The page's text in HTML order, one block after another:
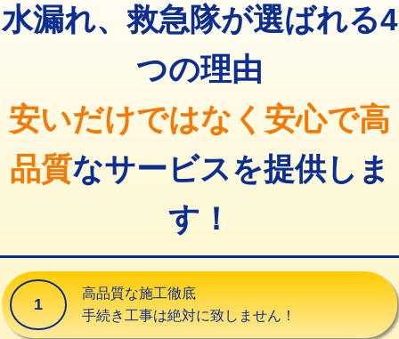
モルタル補修（厚さ10㎝まで） 27,500円
16,500円
廃棄・処分 現場見積
止水・漏水調査・防水処理・清掃・修
11,000円
止水・漏水調査・防水処理・清掃・修
22,000円
止水・漏水調査・防水処理・清掃・修
理・調整・分解・加工など（重作業）
33,000円
その他部品の脱着 8,800円～
交換・取付(単水栓（壁付・デッキ
式）)
13,200円+材料費
交換・取付(混合水栓（壁付・デッキ
式・ワンホール）)
16,500円+材料費
水漏れ、救急隊が選ばれる4
つの理由
安いだけではなく安心で高
品質なサービスを提供しま
す！
1
高品質な施工徹底
手続き工事は絶対に致しません！